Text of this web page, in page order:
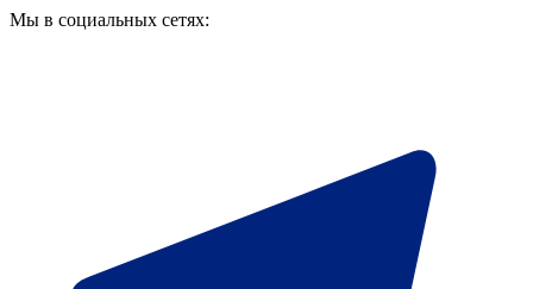
Мы в социальных сетях: